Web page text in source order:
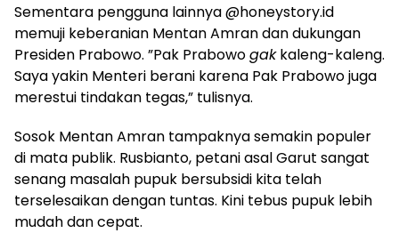
Sementara pengguna lainnya @honeystory.id
memuji keberanian Mentan Amran dan dukungan
Presiden Prabowo. ”Pak Prabowogakkaleng-kaleng.
Saya yakin Menteri berani karena Pak Prabowo juga
merestui tindakan tegas,” tulisnya.
Sosok Mentan Amran tampaknya semakin populer
di mata publik. Rusbianto, petani asal Garut sangat
senang masalah pupuk bersubsidi kita telah
terselesaikan dengan tuntas. Kini tebus pupuk lebih
mudah dan cepat.